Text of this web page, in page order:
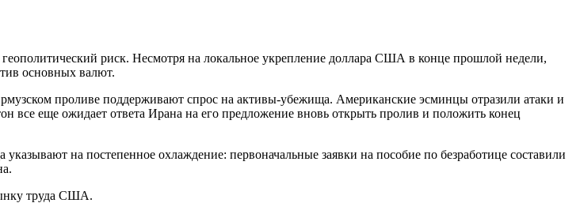
риск. Несмотря на локальное укрепление доллара США в конце прошлой недели,
основных валют.
проливе поддерживают спрос на активы-убежища. Американские эсминцы отразили атаки и
все еще ожидает ответа Ирана на его предложение вновь открыть пролив и положить конец
на постепенное охлаждение: первоначальные заявки на пособие по безработице составили
труда США.